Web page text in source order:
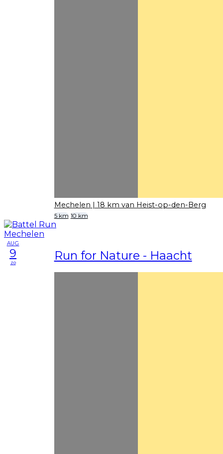
Mechelen | 18 km van Heist-op-den-Berg
5 km 10 km
AUG
9
zo Run for Nature - Haacht